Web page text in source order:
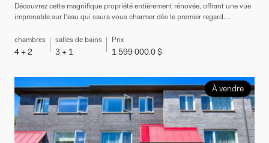
Découvrez cette magnifique propriété entièrement rénovée, offrant une vue
imprenable sur l'eau qui saura vous charmer dès le premier regard....
chambres
4 + 2
salles de bains
3 + 1
Prix
1 599 000.0 $
À vendre